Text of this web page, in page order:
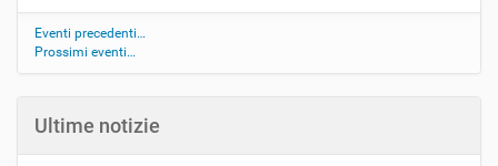
Eventi precedenti…
Prossimi eventi…
Ultime notizie